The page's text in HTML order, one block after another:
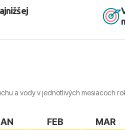
a vody v jednotlivých mesiacoch
FEB MAR